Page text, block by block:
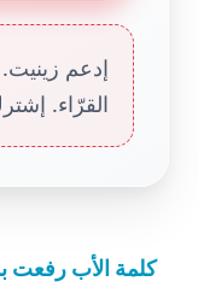
إدعم
القرّاء.
كلمة الأب رفعت